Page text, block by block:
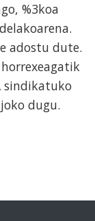
%3koa
adostu dute.
sindikatuko
dugu.